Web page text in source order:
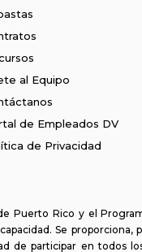
al Equipo
de Empleados DV
de Privacidad
Puerto Rico y el
Se
de participar en todos